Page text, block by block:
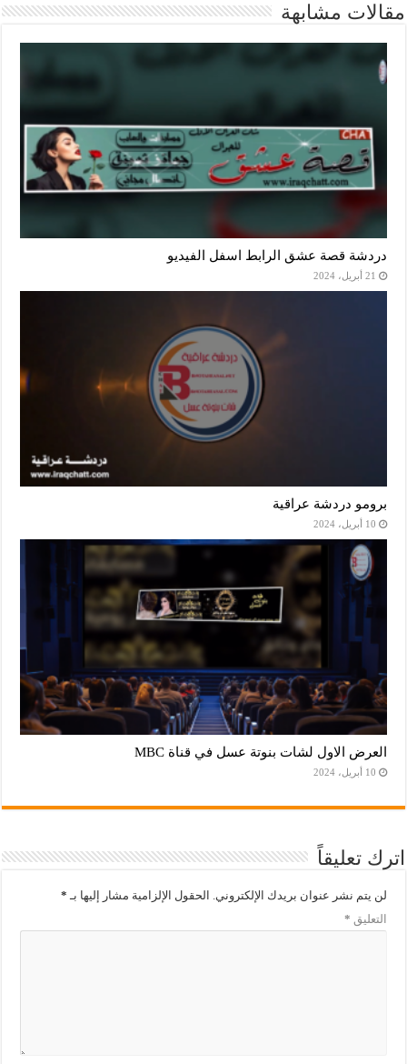
مقالات مشابهة
دردشة قصة عشق الرابط اسفل الفيديو
21 أبريل، 2024
برومو دردشة عراقية
10 أبريل، 2024
العرض الاول لشات بنوتة عسل في قناة MBC
10 أبريل، 2024
اترك تعليقاً
لن يتم نشر عنوان بريدك الإلكتروني. الحقول الإلزامية مشار إليها بـ *
التعليق *